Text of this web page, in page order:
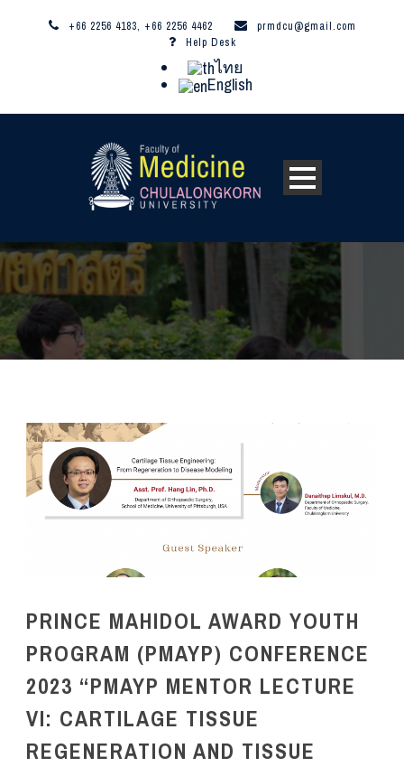
+66 2256 4183, +66 2256 4462
prmdcu@gmail.com
Help Desk
ไทย
English
PRINCE MAHIDOL AWARD YOUTH
PROGRAM (PMAYP) CONFERENCE
2023 “PMAYP MENTOR LECTURE
VI: CARTILAGE TISSUE
REGENERATION AND TISSUE